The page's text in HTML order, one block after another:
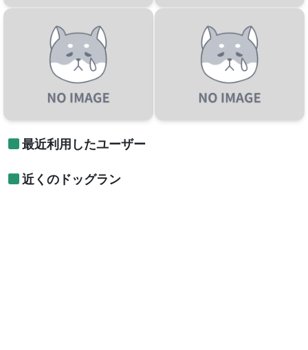
最近利用したユーザー
近くのドッグラン